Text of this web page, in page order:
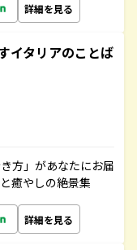
詳細を見る
イタリアのことば
方」があなたにお届
癒やしの絶景集
詳細を見る